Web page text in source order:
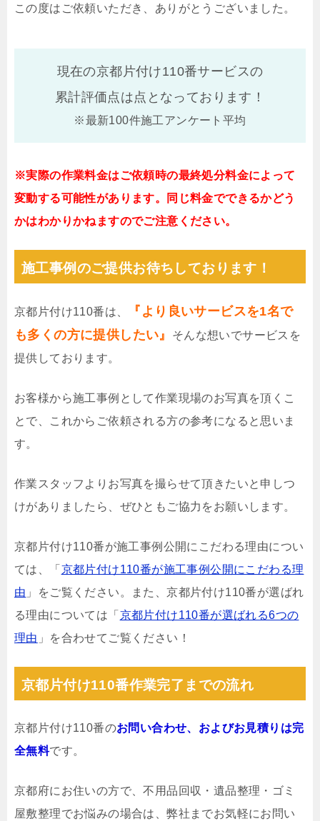
この度はご依頼いただき、ありがとうございました。
現在の京都片付け110番サービスの
累計評価点は点となっております！
※最新100件施工アンケート平均
※実際の作業料金はご依頼時の最終処分料金によって
変動する可能性があります。同じ料金でできるかどう
かはわかりかねますのでご注意ください。
施工事例のご提供お待ちしております！
京都片付け110番は、
『より良いサービスを1名で
も多くの方に提供したい』
そんな想いでサービスを
提供しております。
お客様から施工事例として作業現場のお写真を頂くこ
とで、これからご依頼される方の参考になると思いま
す。
作業スタッフよりお写真を撮らせて頂きたいと申しつ
けがありましたら、ぜひともご協力をお願いします。
京都片付け110番が施工事例公開にこだわる理由につい
ては、「 京都片付け110番が施工事例公開にこだわる理
由 」をご覧ください。また、京都片付け110番が選ばれ
る理由については「 京都片付け110番が選ばれる6つの
理由 」を合わせてご覧ください！
京都片付け110番作業完了までの流れ
京都片付け110番のお問い合わせ、およびお見積りは完
全無料です。
京都府にお住いの方で、不用品回収・遺品整理・ゴミ
屋敷整理でお悩みの場合は、弊社までお気軽にお問い